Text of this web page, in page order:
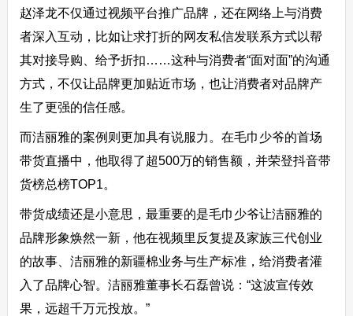
赵泽龙不仅通过视频平台推广品牌，还在网络上与消费
者深入互动，比如让求打折的网友私信发联系方式以帮
其对接导购、给予折扣……这种与消费者“面对面”的沟通
方式，不仅让品牌更加贴近市场，也让消费者对品牌产
生了更强的信任感。
而洁丽雅的案例则更加具有说服力。在毛巾少爷的首场
带货直播中，他取得了超500万的销售额，并荣登抖音带
货榜总榜TOP1。
带货成绩还是小意思，最重要的是毛巾少爷让洁丽雅的
品牌形象焕然一新，他在视频里反复提及家族三代创业
的故事、洁丽雅的新疆棉业务与生产标准，给消费者灌
入了品牌心智。洁丽雅董事长石磊曾说：“这波宣传效
果，远超千万元投放。”